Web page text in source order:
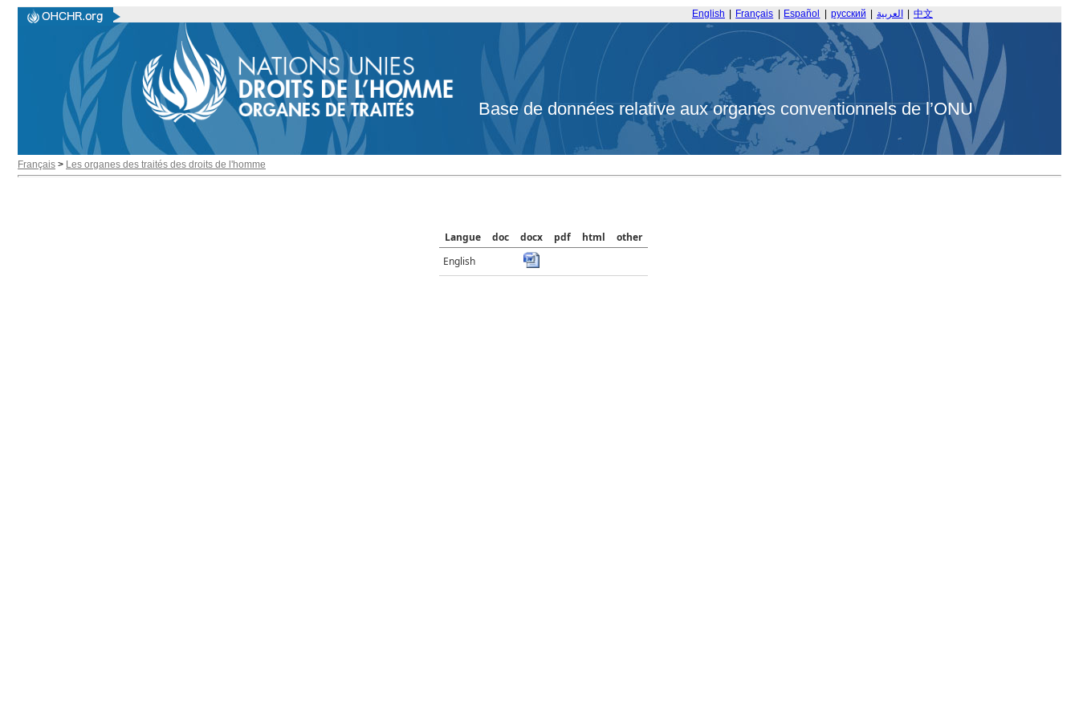
English Français Español русский العربية 中文
Base de données relative aux organes conventionnels de l’ONU
Français > Les organes des traités des droits de l'homme
Langue doc docx pdf html
other
English